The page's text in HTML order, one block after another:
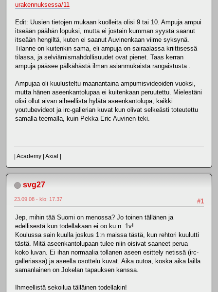
urakennuksessa/11
Edit: Uusien tietojen mukaan kuolleita olisi 9 tai 10. Ampuja ampui
itseään päähän lopuksi, mutta ei jostain kumman syystä saanut
itseään hengiltä, kuten ei saanut Auvinenkaan viime syksynä.
Tilanne on kuitenkin sama, eli ampuja on sairaalassa kriittisessä
tilassa, ja selviämismahdollisuudet ovat pienet. Taas kerran
ampuja pääsee pälkähästä ilman asianmukaista rangaistusta .
Ampujaa oli kuulusteltu maanantaina ampumisvideoiden vuoksi,
mutta hänen aseenkantolupaa ei kuitenkaan peruutettu. Mielestäni
olisi ollut aivan aiheellista hylätä aseenkantolupa, kaikki
youtubevideot ja irc-gallerian kuvat kun olivat selkeästi toteutettu
samalla teemalla, kuin Pekka-Eric Auvinen teki.
| Academy | Axial |
svg27
#1
23.09.08 - klo: 17.37
Jep, mihin tää Suomi on menossa? Jo toinen tällänen ja
edellisestä kun todellakaan ei oo ku n. 1v!
Koulussa sain kuulla joskus 1:n maissa tästä, kun rehtori kuulutti
tästä. Mitä aseenkantolupaan tulee niin oisivat saaneet perua
koko luvan. Ei ihan normaalia tollanen aseen esittely netissä (irc-
galleriassa) ja aseella osottelu kuvat. Aika outoa, koska aika lailla
samanlainen on Jokelan tapauksen kanssa.
Ihmeellistä sekoilua tälläinen todellakin!